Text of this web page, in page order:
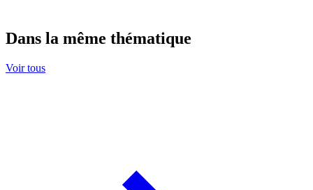
Dans la même thématique
Voir tous